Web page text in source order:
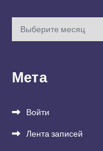
Архивы
Мета
Войти
Лента записей